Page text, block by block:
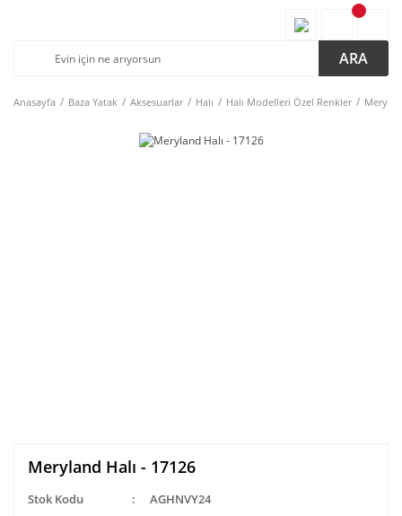
ARA
Anasayfa Baza Yatak Aksesuarlar Halı Halı Modelleri Özel Renkler
Meryland Halı - 17126
Stok Kodu AGHNVY24